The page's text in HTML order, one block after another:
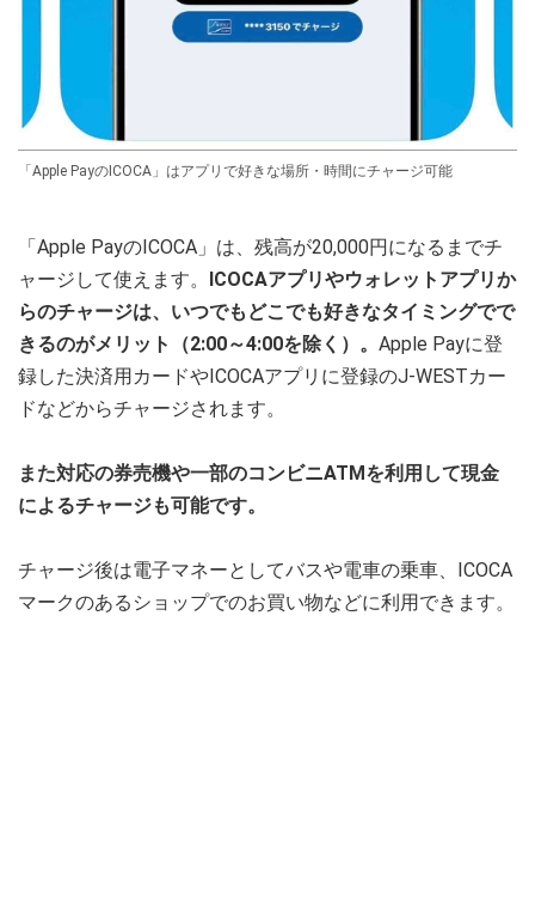
「Apple PayのICOCA」はアプリで好きな場所・時間にチャージ可能
「Apple PayのICOCA」は、残高が20,000円になるまでチ
ャージして使えます。
ICOCAアプリやウォレットアプリか
らのチャージは、いつでもどこでも好きなタイミングでで
きるのがメリット（2:00～4:00を除く）。 Apple Payに登
録した決済用カードやICOCAアプリに登録のJ-WESTカー
ドなどからチャージされます。
また対応の券売機や一部のコンビニATMを利用して現金
によるチャージも可能です。
チャージ後は電子マネーとしてバスや電車の乗車、ICOCA
マークのあるショップでのお買い物などに利用できます。